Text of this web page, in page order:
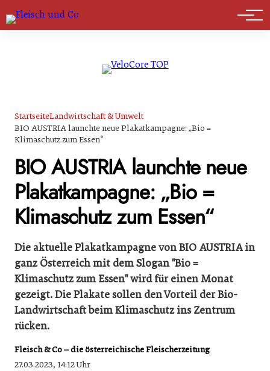
Marktführer
StartseiteLandwirtschaft & Umwelt
BIO AUSTRIA launchte neue Plakatkampagne: „Bio =
Klimaschutz zum Essen“
BIO AUSTRIA launchte neue
Plakatkampagne: „Bio =
Klimaschutz zum Essen“
Die aktuelle Plakatkampagne von BIO AUSTRIA in
ganz Österreich mit dem Slogan "Bio =
Klimaschutz zum Essen" wird für einen Monat
gezeigt. Die Plakate sollen den Vorteil der Bio-
Landwirtschaft beim Klimaschutz ins Zentrum
rücken.
Fleisch & Co – die österreichische Fleischerzeitung
27.03.2023, 14:12 Uhr